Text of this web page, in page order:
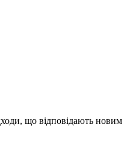
що відповідають новим